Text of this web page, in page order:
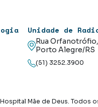
Unidade de
Rua
Porto Alegre/RS
(51) 3252.3900
Hospital Mãe de Deus. Todos